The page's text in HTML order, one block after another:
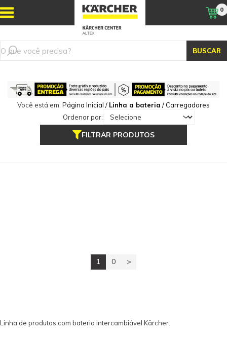
BUSCAR
0
Você está em: Página Inicial / Linha a bateria / Carregadores
Ordenar por:
FILTRAR PRODUTOS
1 0 >
Linha de produtos com bateria intercambiável Kärcher.